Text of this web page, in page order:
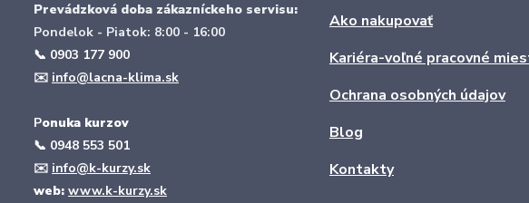
Prevádzková doba zákazníckeho servisu:
Pondelok - Piatok: 8:00 - 16:00
📞 0903 177 900
✉️ info@lacna-klima.sk
Ponuka kurzov
📞 0948 553 501
✉️ info@k-kurzy.sk
web: www.k-kurzy.sk
Ako nakupovať
Kariéra-voľné pracovné
Ochrana osobných údajov
Blog
Kontakty